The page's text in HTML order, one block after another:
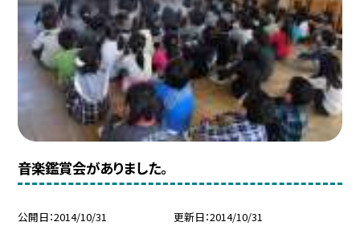
音楽鑑賞会がありました。
公開日 2014/10/31 更新日 2014/10/31